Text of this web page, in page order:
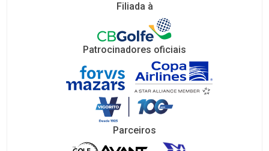
Filiada à
Patrocinadores oficiais
Parceiros